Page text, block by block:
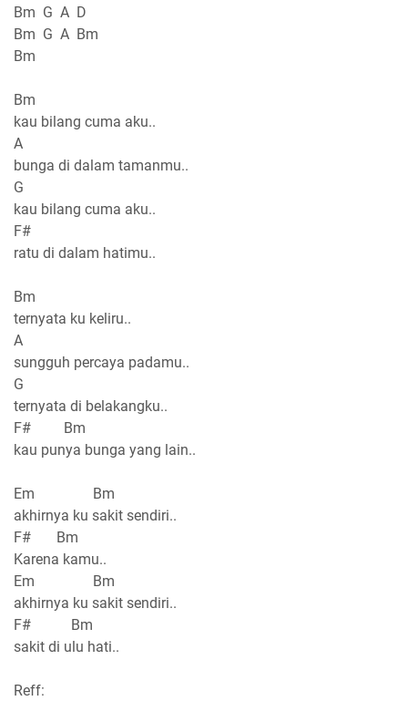
Bm G A D
Bm G A Bm
Bm
Bm
kau bilang cuma aku..
A
bunga di dalam tamanmu..
G
kau bilang cuma aku..
F#
ratu di dalam hatimu..
Bm
ternyata ku keliru..
A
sungguh percaya padamu..
G
ternyata di belakangku..
F# Bm
kau punya bunga yang lain..
Em Bm
akhirnya ku sakit sendiri..
F# Bm
Karena kamu..
Em Bm
akhirnya ku sakit sendiri..
F# Bm
sakit di ulu hati..
Reff: